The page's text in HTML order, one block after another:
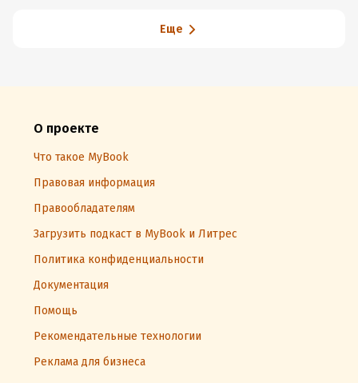
Еще
О проекте
Что такое MyBook
Правовая информация
Правообладателям
Загрузить подкаст в MyBook и Литрес
Политика конфиденциальности
Документация
Помощь
Рекомендательные технологии
Реклама для бизнеса